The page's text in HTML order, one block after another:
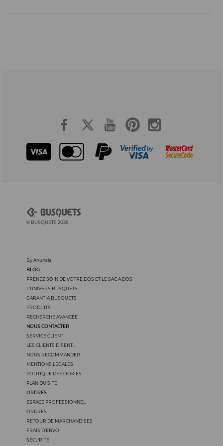
© BUSQUETS 2026
By Anunzia
BLOG
PRENEZ SOIN DE VOTRE DOS ET LE SAC À DOS
L’UNIVERS BUSQUETS
GARANTÍA BUSQUETS
PRODUITS
RECHERCHE AVANCÉE
NOUS CONTACTER
SERVICE CLIENT
LES CLIENTS DISENT...
NOUS RECOMMANDER
MENTIONS LÉGALES
POLITIQUE DE COOKIES
PLAN DU SITE
ORDRES
ESPACE PROFESSIONNEL
ORDRES
RETOUR DE MARCHANDISES
FRAIS D’ENVOI
SÉCURITÉ